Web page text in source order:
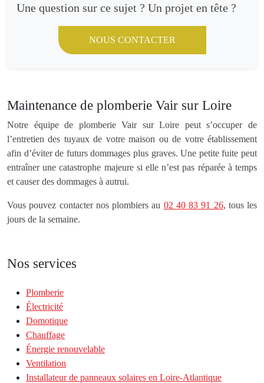
Une question sur ce sujet ? Un projet en tête ?
NOUS CONTACTER
Maintenance de plomberie Vair sur Loire
Notre équipe de plomberie Vair sur Loire peut s’occuper de
l’entretien des tuyaux de votre maison ou de votre établissement
afin d’éviter de futurs dommages plus graves. Une petite fuite peut
entraîner une catastrophe majeure si elle n’est pas réparée à temps
et causer des dommages à autrui.
Vous pouvez contacter nos plombiers au 02 40 83 91 26, tous les
jours de la semaine.
Nos services
Plomberie
Électricité
Domotique
Chauffage
Énergie renouvelable
Ventilation
Installateur de panneaux solaires en Loire-Atlantique